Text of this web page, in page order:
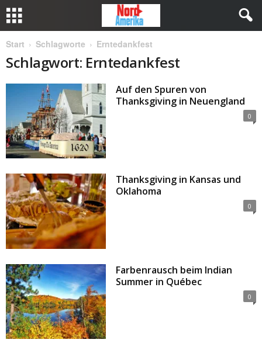
Start Schlagworte Erntedankfest
Schlagwort: Erntedankfest
Auf den Spuren von
Thanksgiving in Neuengland
0
Thanksgiving in Kansas und
Oklahoma
0
Farbenrausch beim Indian
Summer in Québec
0